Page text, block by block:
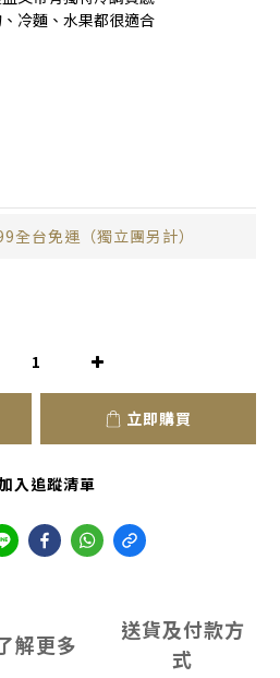
冷麵、水果都很適合
全台免運（獨立團另計）
立即購買
入追蹤清單
解更多
送貨及付款方
式